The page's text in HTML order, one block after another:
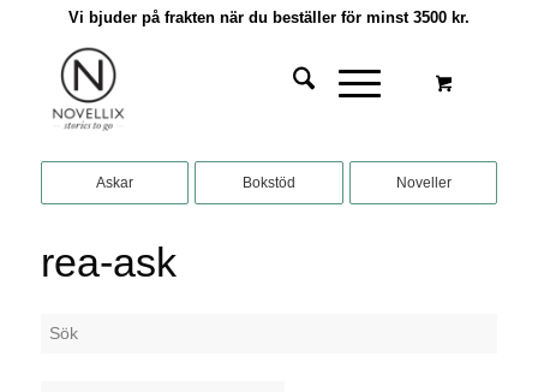
Vi bjuder på frakten när du beställer för minst 3500 kr.
Askar Bokstöd Noveller
rea-ask